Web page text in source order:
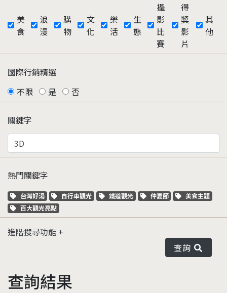
美
食
浪
漫
購
物
文
化
樂
活
生
態
攝
影
比
賽
得
獎
影
片
其
他
國際行銷精選
不限
是 否
關鍵字
熱門關鍵字
關鍵字標籤
台灣好湯 關鍵字標籤
自行車觀光 關鍵字標籤
鐵道觀光 關鍵字標籤
仲夏節 關鍵字標籤
美食主題
關鍵字標籤
百大觀光亮點
進階搜尋功能
查詢
查詢結果